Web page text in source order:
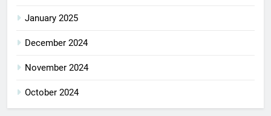
January 2025
December 2024
November 2024
October 2024